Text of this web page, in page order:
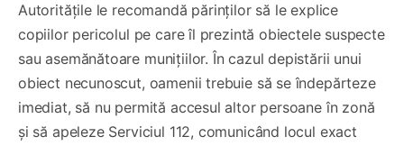
Autoritățile le recomandă părinților să le explice
copiilor pericolul pe care îl prezintă obiectele suspecte
sau asemănătoare munițiilor. În cazul depistării unui
obiect necunoscut, oamenii trebuie să se îndepărteze
imediat, să nu permită accesul altor persoane în zonă
și să apeleze Serviciul 112, comunicând locul exact